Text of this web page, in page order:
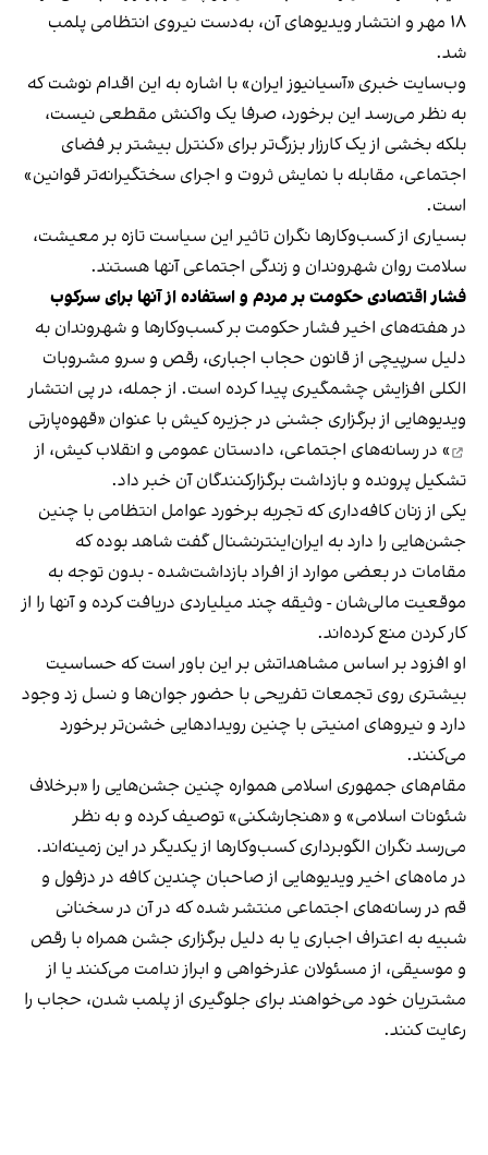
۱۸ مهر و انتشار ویدیوهای آن، به‌دست نیروی انتظامی پلمب
شد.
وب‌سایت خبری «آسیانیوز ایران» با اشاره به این اقدام نوشت که
به نظر می‌رسد این برخورد، صرفا یک واکنش مقطعی نیست،
بلکه بخشی از یک کارزار بزرگ‌تر برای «کنترل بیشتر بر فضای
اجتماعی، مقابله با نمایش ثروت و اجرای سختگیرانه‌تر قوانین»
است.
بسیاری از کسب‌وکارها نگران تاثیر این سیاست‌ تازه بر معیشت،
سلامت روان شهروندان و زندگی اجتماعی آنها هستند.
فشار اقتصادی حکومت بر مردم و استفاده از آنها برای سرکوب
در هفته‌های اخیر فشار حکومت بر کسب‌وکارها و شهروندان به
دلیل سرپیچی از قانون حجاب اجباری، رقص و سرو مشروبات
الکلی افزایش چشمگیری پیدا کرده است. از جمله، در پی انتشار
ویدیوهایی از برگزاری جشنی در جزیره کیش با عنوان «قهوه‌پارتی
» در رسانه‌های اجتماعی، دادستان عمومی و انقلاب کیش، از
تشکیل پرونده و بازداشت برگزارکنندگان آن خبر داد.
یکی از زنان کافه‌داری که تجربه برخورد عوامل انتظامی با چنین
جشن‌هایی را دارد به ایران‌اینترنشنال گفت شاهد بوده که
مقامات در بعضی موارد از افراد بازداشت‌‌شده - بدون توجه به
موقعیت مالی‌شان - وثیقه چند میلیاردی دریافت کرده و آنها را از
کار کردن منع کرده‌اند.
او افزود بر اساس مشاهداتش بر این باور است که حساسیت
بیشتری روی تجمعات تفریحی با حضور جوان‌ها و نسل زد وجود
دارد و نیروهای امنیتی با چنین رویدادهایی خشن‌تر برخورد
می‌کنند.
مقام‌های جمهوری اسلامی همواره چنین جشن‌هایی را «برخلاف
شئونات اسلامی» و «هنجارشکنی» توصیف کرده و به نظر
می‌رسد نگران الگوبرداری کسب‌وکارها از یکدیگر در این زمینه‌اند.
در ماه‌های اخیر ویدیوهایی از صاحبان چندین کافه در دزفول و
قم در رسانه‌های اجتماعی منتشر شده که در آن در سخنانی
شبیه به اعتراف اجباری یا به دلیل برگزاری جشن همراه با رقص
و موسیقی، از مسئولان عذرخواهی و ابراز ندامت می‌کنند یا از
مشتریان خود می‌خواهند برای جلوگیری از پلمب شدن، حجاب را
رعایت کنند.